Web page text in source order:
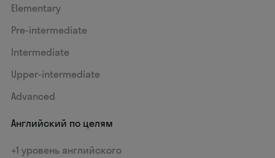
Elementary
Pre-intermediate
Intermediate
Upper-intermediate
Advanced
Английский по целям
+1 уровень английского